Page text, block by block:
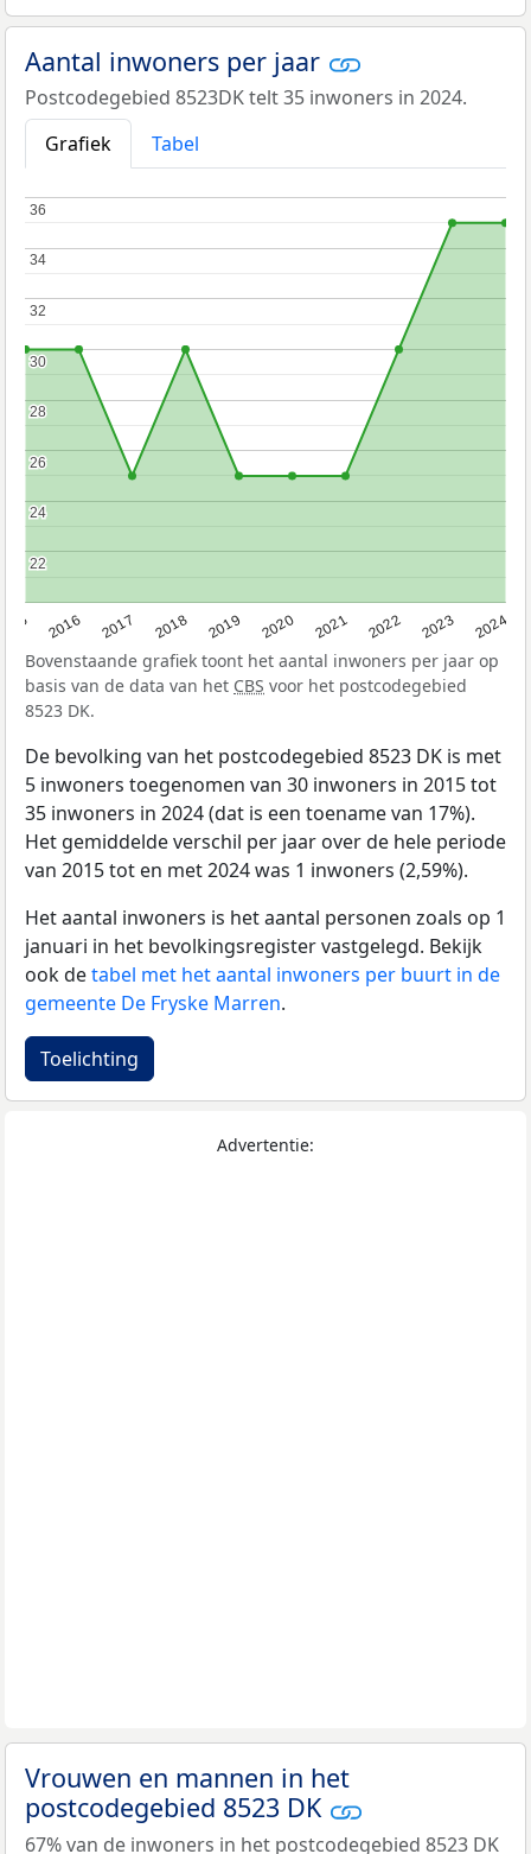
Aantal inwoners per jaar
Postcodegebied 8523DK telt 35 inwoners in 2024.
Grafiek
Tabel
2016 2017 2018 2019 2020 2021 2022 2023 2024
22
22
24
24
26
26
28
28
30
30
32
32
34
34
36
36
Bovenstaande grafiek toont het aantal inwoners per jaar op
basis van de data van het CBS voor het postcodegebied
8523 DK.
De bevolking van het postcodegebied 8523 DK is met
5 inwoners toegenomen van 30 inwoners in 2015 tot
35 inwoners in 2024 (dat is een toename van 17%).
Het gemiddelde verschil per jaar over de hele periode
van 2015 tot en met 2024 was 1 inwoners (2,59%).
Het aantal inwoners is het aantal personen zoals op 1
januari in het bevolkingsregister vastgelegd. Bekijk
ook detabel met het aantal inwoners per buurt in de
gemeente De Fryske Marren.
Toelichting
Advertentie:
Vrouwen en mannen in het
postcodegebied 8523 DK
67% van de inwoners in het postcodegebied 8523 DK